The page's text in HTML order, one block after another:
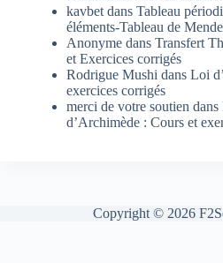
kavbet dans Tableau
éléments-Tableau de
Anonyme dans Transfert
et Exercices corrigés
Rodrigue Mushi dans Loi
exercices corrigés
merci de votre soutien dans
d’Archimède : Cours et
Copyright © 2026